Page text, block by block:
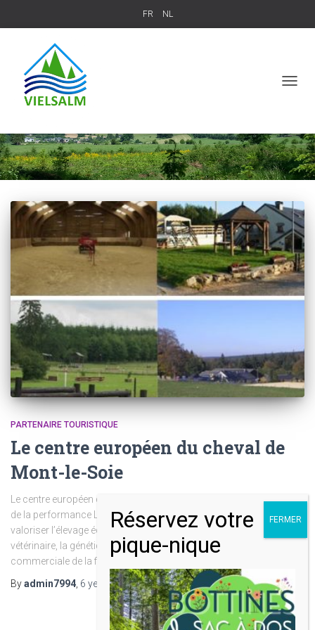
FR NL
PARTENAIRE TOURISTIQUE
Le centre européen du cheval de
Mont-le-Soie
Le centre européen du cheval de Mont-le-Soie La science au service
de la performance Le Centre existe depuis 2000. Sa mission est de
valoriser l’élevage équin via le sport, le tourisme, la recherche
vétérinaire, la génétique ainsi que la structuration et la promotion
commerciale de la filière équine. Le Centre
Byadmin7994 6 yearsago